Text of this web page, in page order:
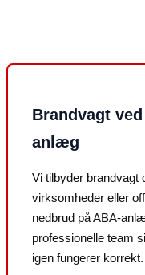
Brandvagt
anlæg
Vi tilbyder brandvagt
virksomheder eller
nedbrud på ABA-
professionelle team
igen fungerer korrekt.